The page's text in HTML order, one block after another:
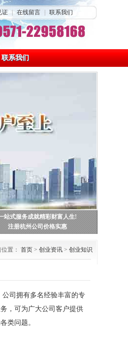
证 在线留言 联系我们
联系我们
站式服务成就精彩财富人生!
注册杭州公司价格实惠
置： 首页 > 创业资讯 > 创业知识
司拥有多名经验丰富的专
，可为广大公司客户提供
类问题。